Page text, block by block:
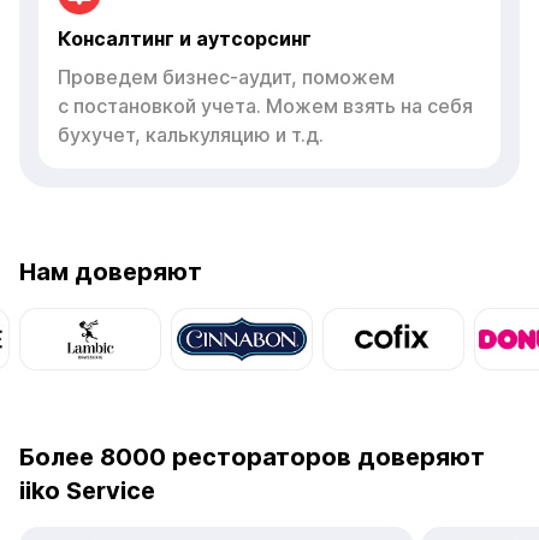
Консалтинг и аутсорсинг
Проведем бизнес-аудит, поможем
с постановкой учета. Можем взять на себя
бухучет, калькуляцию и т.д.
Нам доверяют
Более 8000 рестораторов доверяют
iiko Service